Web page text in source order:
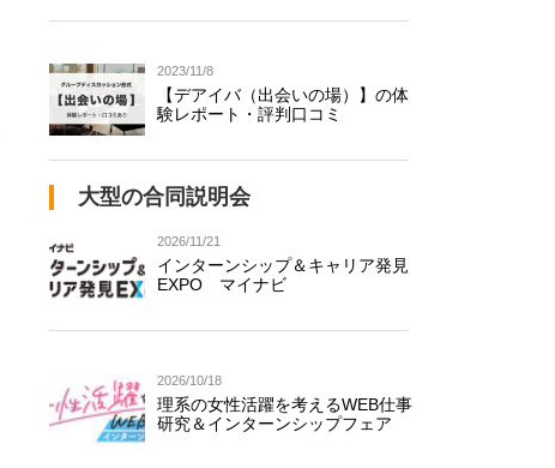
2023/11/8
【デアイバ（出会いの場）】の体
験レポート・評判口コミ
大型の合同説明会
2026/11/21
インターンシップ＆キャリア発見
EXPO マイナビ
2026/10/18
理系の女性活躍を考えるWEB仕事
研究＆インターンシップフェア